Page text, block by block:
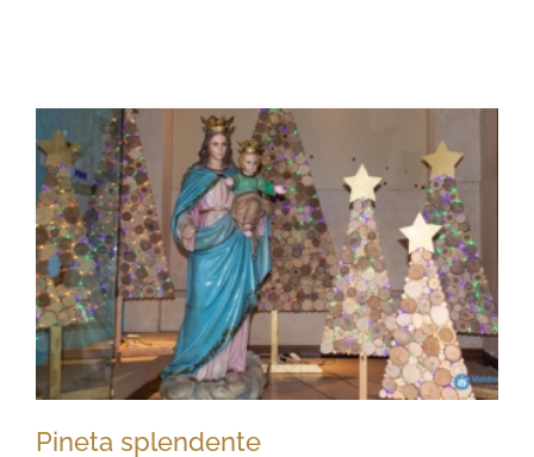
In cucina da Mamma Margherita
Pineta splendente